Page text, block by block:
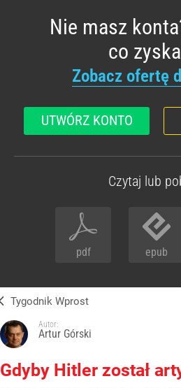
Nie masz
co
Zobacz ofertę
UTWÓRZ KONTO
Czytaj lub
pdf epub
Tygodnik Wprost
Autor:
Artur Górski
Gdyby Hitler został